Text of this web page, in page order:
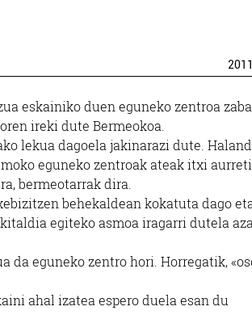
2011
eskainiko duen eguneko zentroa
ireki dute Bermeokoa.
lekua dagoela jakinarazi dute.
eguneko zentroak ateak itxi
bermeotarrak dira.
behekaldean kokatuta dago
egiteko asmoa iragarri dutela
da eguneko zentro hori. Horregatik,
ahal izatea espero duela esan du